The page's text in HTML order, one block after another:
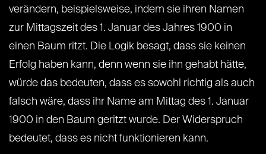
verändern, beispielsweise, indem sie ihren Namen
zur Mittagszeit des 1. Januar des Jahres 1900 in
einen Baum ritzt. Die Logik besagt, dass sie keinen
Erfolg haben kann, denn wenn sie ihn gehabt hätte,
würde das bedeuten, dass es sowohl richtig als auch
falsch wäre, dass ihr Name am Mittag des 1. Januar
1900 in den Baum geritzt wurde. Der Widerspruch
bedeutet, dass es nicht funktionieren kann.